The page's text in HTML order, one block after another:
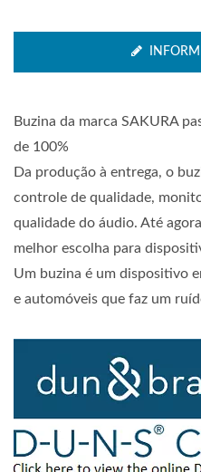
Buzina da marca SAKURA
de 100%
Da produção à entrega, o
controle de qualidade,
qualidade do áudio. Até
melhor escolha para
Um buzina é um dispositivo
e automóveis que faz um